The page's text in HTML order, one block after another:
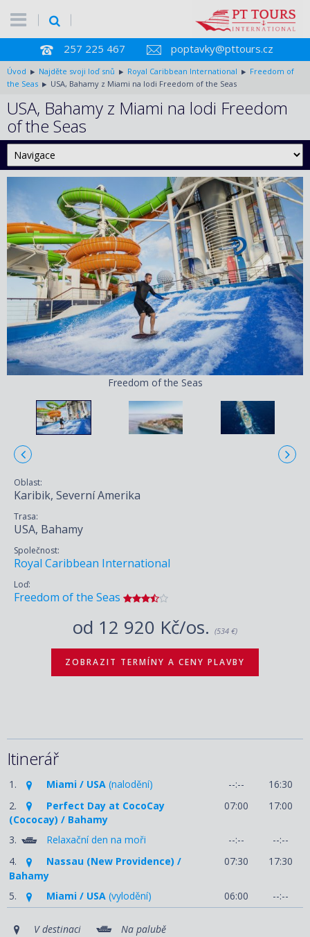
257 225 467 poptavky@pttours.cz
Úvod Najděte svoji loď snů Royal Caribbean International
Freedom of
the Seas
USA, Bahamy z Miami na lodi Freedom of the Seas
USA, Bahamy z Miami na lodi Freedom
of the Seas
Freedom of the Seas
Oblast:
Karibik, Severní Amerika
Trasa:
USA, Bahamy
Společnost:
Royal Caribbean International
Loď:
Freedom of the Seas
od 12 920 Kč/os. (534 €)
ZOBRAZIT TERMÍNY A CENY PLAVBY
Itinerář
1. Miami / USA (nalodění) --:--
16:30
2.
Perfect Day at CocoCay
(Cococay) / Bahamy
07:00 17:00
3. Relaxační den na moři --:--
--:--
4.
Nassau (New Providence) /
Bahamy
07:30 17:30
5. Miami / USA (vylodění) 06:00 --:--
V destinaci Na palubě